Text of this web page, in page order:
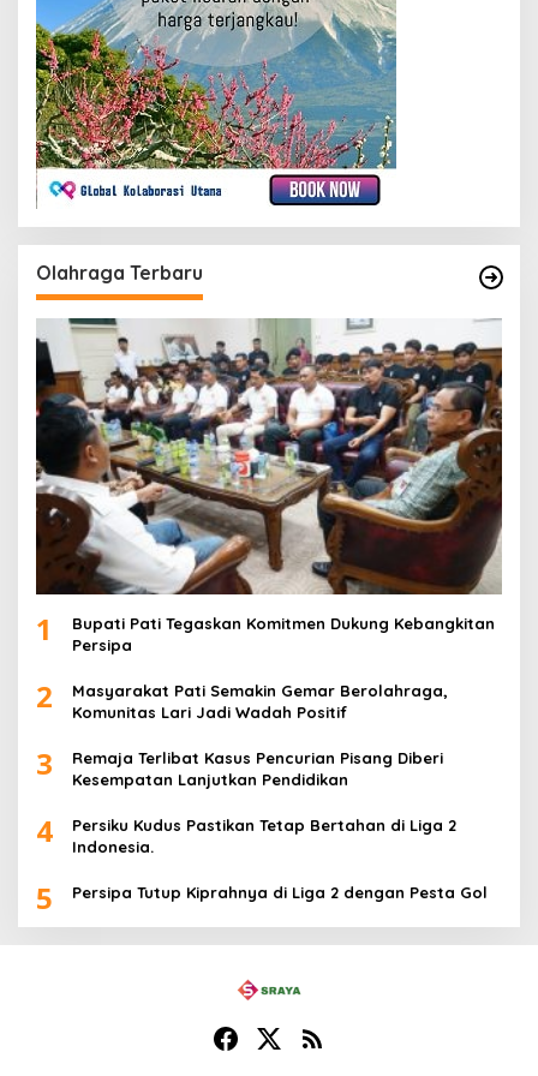
Olahraga Terbaru
1
Bupati Pati Tegaskan Komitmen Dukung Kebangkitan
Persipa
2
Masyarakat Pati Semakin Gemar Berolahraga,
Komunitas Lari Jadi Wadah Positif
3
Remaja Terlibat Kasus Pencurian Pisang Diberi
Kesempatan Lanjutkan Pendidikan
4
Persiku Kudus Pastikan Tetap Bertahan di Liga 2
Indonesia.
5 Persipa Tutup Kiprahnya di Liga 2 dengan Pesta Gol